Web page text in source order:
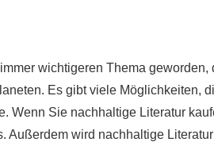
wichtigeren Thema
Es gibt viele Möglichkeiten,
Wenn Sie nachhaltige Literatur
Außerdem wird nachhaltige